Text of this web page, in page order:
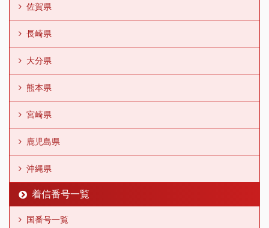
佐賀県
長崎県
大分県
熊本県
宮崎県
鹿児島県
沖縄県
着信番号一覧
国番号一覧